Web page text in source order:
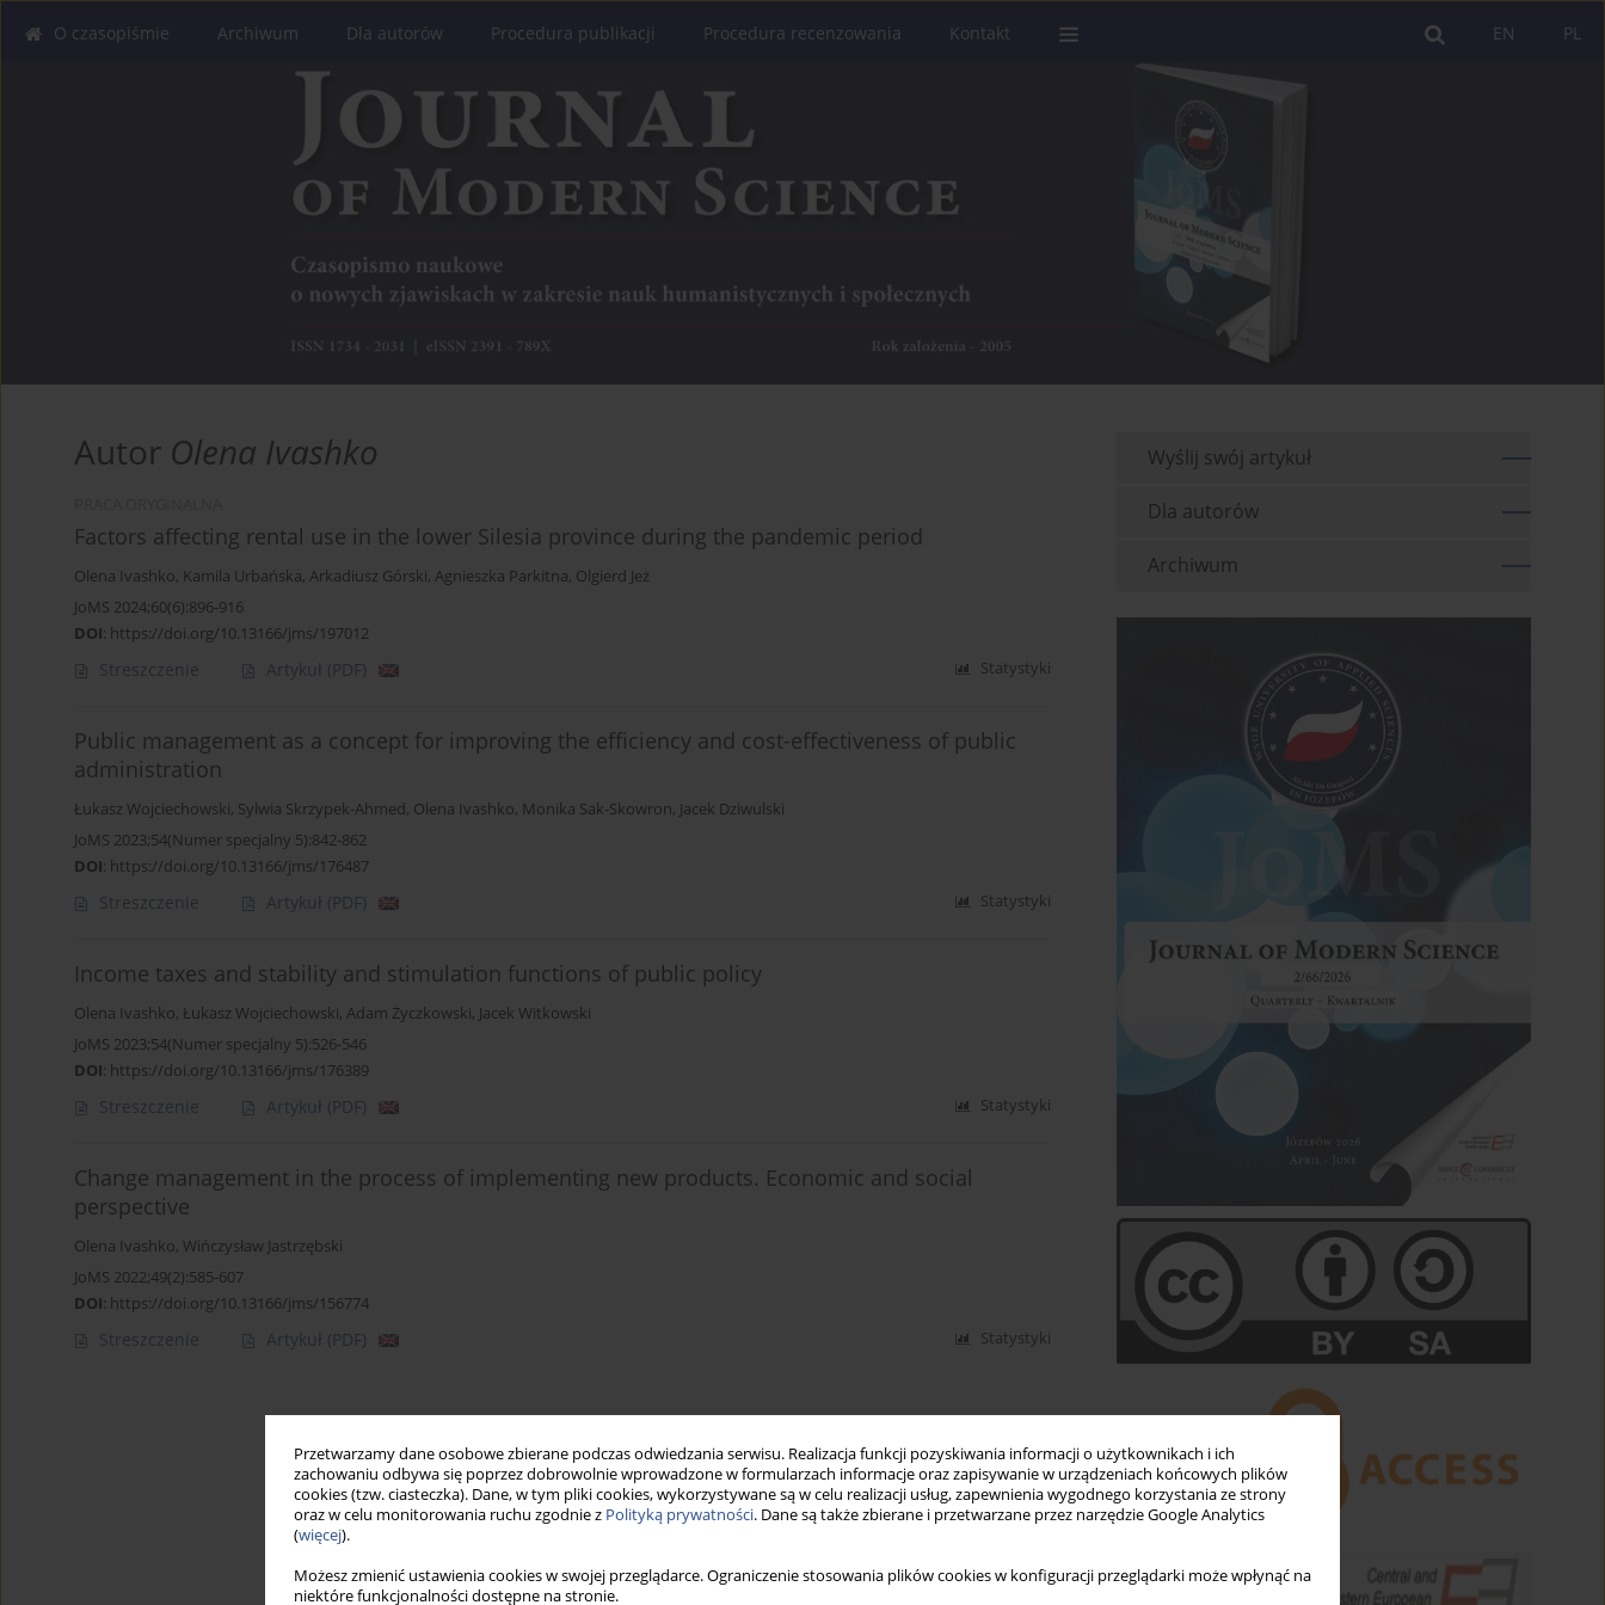
Przetwarzamy dane osobowe zbierane podczas odwiedzania serwisu. Realizacja funkcji pozyskiwania informacji o użytkownikach i ich
zachowaniu odbywa się poprzez dobrowolnie wprowadzone w formularzach informacje oraz zapisywanie w urządzeniach końcowych plików
cookies (tzw. ciasteczka). Dane, w tym pliki cookies, wykorzystywane są w celu realizacji usług, zapewnienia wygodnego korzystania ze strony
oraz w celu monitorowania ruchu zgodnie z Polityką prywatności. Dane są także zbierane i przetwarzane przez narzędzie Google Analytics
(więcej).
Możesz zmienić ustawienia cookies w swojej przeglądarce. Ograniczenie stosowania plików cookies w konfiguracji przeglądarki może wpłynąć na
niektóre funkcjonalności dostępne na stronie.
PL
EN
O czasopiśmie Archiwum Dla autorów Procedura publikacji Procedura recenzowania Kontakt
Autor Olena Ivashko
Factors affecting rental use in the lower Silesia province during the pandemic period
Olena Ivashko, Kamila Urbańska, Arkadiusz Górski, Agnieszka Parkitna, Olgierd Jeż
JoMS 2024;60(6):896-916
DOI: https://doi.org/10.13166/jms/197012
Streszczenie Artykuł (PDF) Statystyki
Public management as a concept for improving the efficiency and cost-effectiveness of public
administration
Łukasz Wojciechowski, Sylwia Skrzypek-Ahmed, Olena Ivashko, Monika Sak-Skowron, Jacek Dziwulski
JoMS 2023;54(Numer specjalny 5):842-862
DOI: https://doi.org/10.13166/jms/176487
Streszczenie Artykuł (PDF) Statystyki
Income taxes and stability and stimulation functions of public policy
Olena Ivashko, Łukasz Wojciechowski, Adam Życzkowski, Jacek Witkowski
JoMS 2023;54(Numer specjalny 5):526-546
DOI: https://doi.org/10.13166/jms/176389
Streszczenie Artykuł (PDF) Statystyki
Change management in the process of implementing new products. Economic and social
perspective
Olena Ivashko, Wińczysław Jastrzębski
JoMS 2022;49(2):585-607
DOI: https://doi.org/10.13166/jms/156774
Streszczenie Artykuł (PDF) Statystyki
Wyślij swój artykuł
Dla autorów
Archiwum